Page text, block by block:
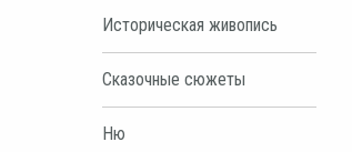
Историческая живопись
Сказочные сюжеты
Ню